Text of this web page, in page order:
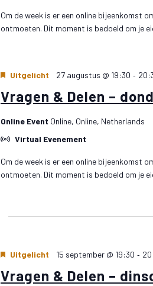
Om de week is er een online bijeenkomst
ontmoeten. Dit moment is bedoeld om je
Vragen & Delen –
Uitgelicht 27 augustus @ 19:30 -
Online Event Online, Online, Netherlands
Virtual Evenement
Om de week is er een online bijeenkomst
ontmoeten. Dit moment is bedoeld om je
Vragen & Delen –
Uitgelicht 15 september @ 19:30 -